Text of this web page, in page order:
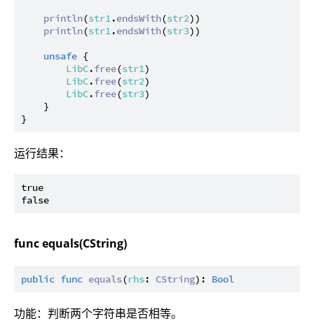
println(str1.endsWith(str2))
println(str1.endsWith(str3))
unsafe {
LibC.free(str1)
LibC.free(str2)
LibC.free(str3)
    }
运行结果：
true
func equals(CString)
public func equals(rhs: CString): Bool
功能：判断两个字符串是否相等。